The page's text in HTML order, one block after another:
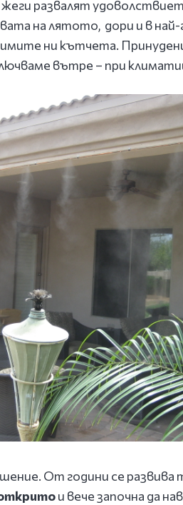
развалят
на лятото, дори и в
ни кътчета.
вътре – при
От години се развива
и вече започна да